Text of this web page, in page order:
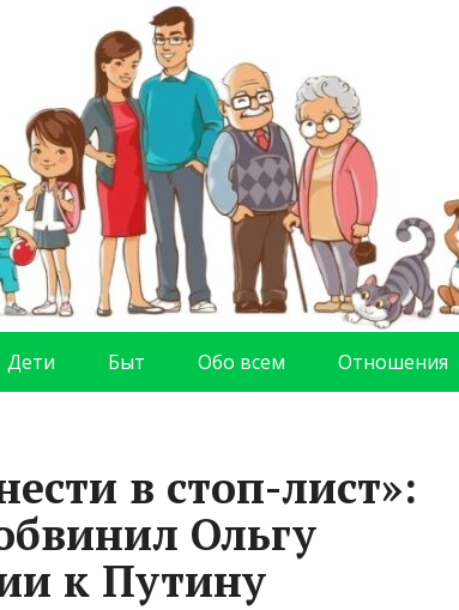
Дети Быт Обо всем Отношения
в стоп-лист»:
Ольгу
к Путину